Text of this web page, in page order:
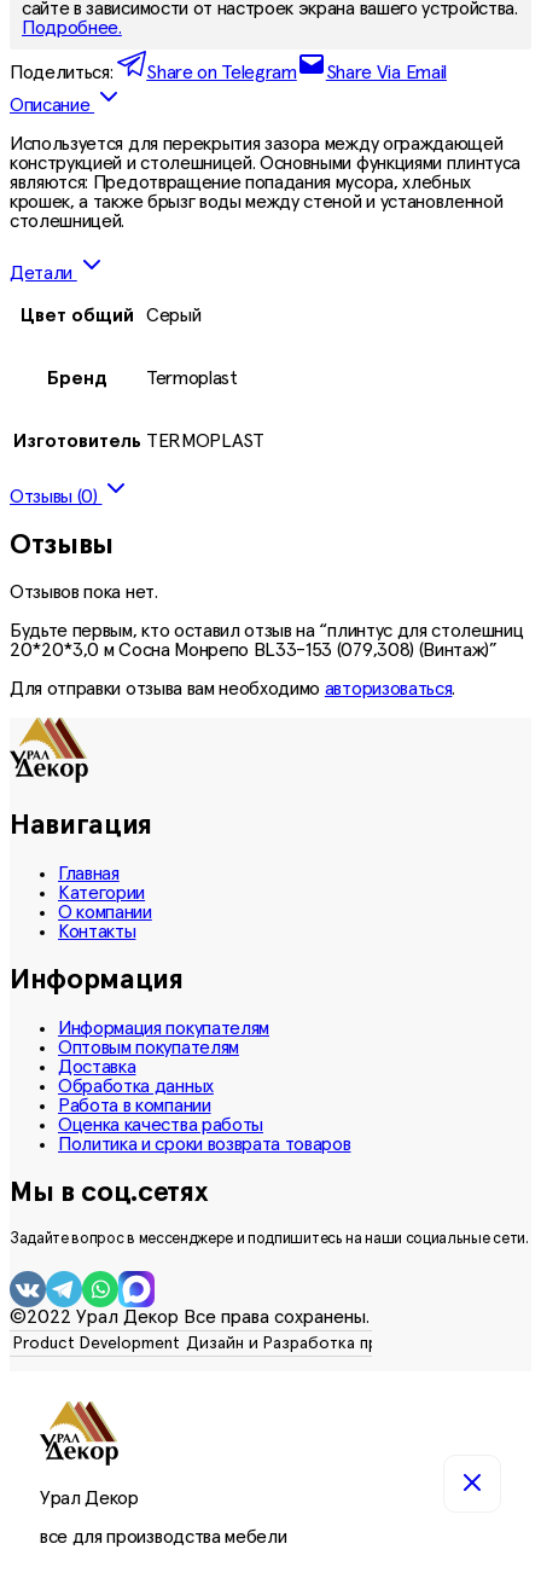
сайте в зависимости от настроек экрана вашего устройства.
Подробнее.
Поделиться: Share on Telegram
Share Via Email
Описание
Используется для перекрытия зазора между ограждающей
конструкцией и столешницей. Основными функциями плинтуса
являются: Предотвращение попадания мусора, хлебных
крошек, а также брызг воды между стеной и установленной
столешницей.
Детали
Цвет общий Серый
Бренд Termoplast
Изготовитель TERMOPLAST
Отзывы (0)
Отзывы
Отзывов пока нет.
Будьте первым, кто оставил отзыв на “плинтус для столешниц
20*20*3,0 м Сосна Монрепо BL33-153 (079,308) (Винтаж)”
Для отправки отзыва вам необходимо авторизоваться.
Навигация
Главная
Категории
О компании
Контакты
Информация
Информация покупателям
Оптовым покупателям
Доставка
Обработка данных
Работа в компании
Оценка качества работы
Политика и сроки возврата товаров
Мы в соц.сетях
Задайте вопрос в мессенджере и подпишитесь на наши социальные сети.
©2022 Урал Декор Все права сохранены.
Урал Декор
все для производства мебели